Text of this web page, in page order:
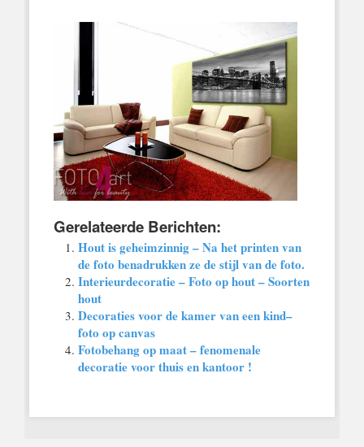
Gerelateerde Berichten:
Hout is geheimzinnig – Na het printen van
de foto benadrukken ze de stijl van de foto.
Interieurdecoratie – Foto op hout – Soorten
hout
Decoraties voor de kamer van een kind–
foto op canvas
Fotobehang op maat – fenomenale
decoratie voor thuis en kantoor !